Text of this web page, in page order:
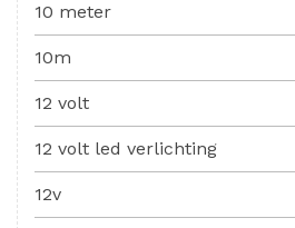
10 meter
10m
12 volt
12 volt led verlichting
12v